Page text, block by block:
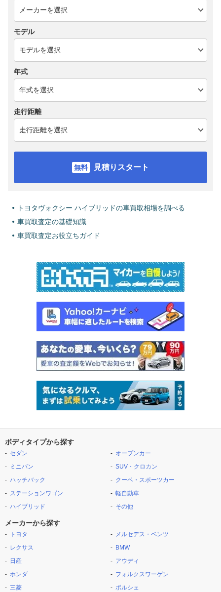
モデル
年式
走行距離
見積りスタート
トヨタヴォクシー ハイブリッドの車買取相場を調べる
車買取査定の基礎知識
車買取査定お役立ちガイド
ボディタイプから探す
セダン
ミニバン
ハッチバック
ステーションワゴン
ハイブリッド
オープンカー
SUV・クロカン
クーペ・スポーツカー
軽自動車
その他
メーカーから探す
トヨタ
レクサス
日産
ホンダ
三菱
メルセデス・ベンツ
BMW
アウディ
フォルクスワーゲン
ポルシェ